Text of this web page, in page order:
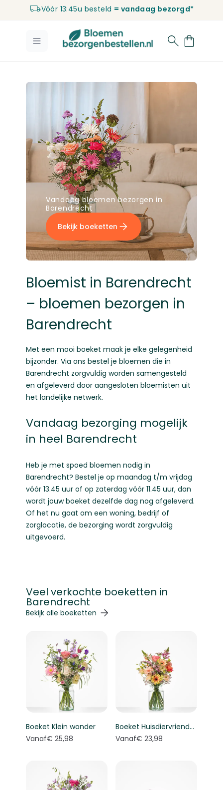
Vóór 13:45u besteld = vandaag bezorgd*
Bloemist in Barendrecht
– bloemen bezorgen in
Barendrecht
Met een mooi boeket maak je elke gelegenheid
bijzonder. Via ons bestel je bloemen die in
Barendrecht zorgvuldig worden samengesteld
en afgeleverd door aangesloten bloemisten uit
het landelijke netwerk.
Vandaag bezorging mogelijk
in heel Barendrecht
Heb je met spoed bloemen nodig in
Barendrecht? Bestel je op maandag t/m vrijdag
vóór 13.45 uur of op zaterdag vóór 11.45 uur, dan
wordt jouw boeket dezelfde dag nog afgeleverd.
Of het nu gaat om een woning, bedrijf of
zorglocatie, de bezorging wordt zorgvuldig
uitgevoerd.
Vandaag bloemen bezorgen in
Barendrecht
Bekijk boeketten
Veel verkochte boeketten in
Barendrecht
Navigeren door de elementen van de carrousel is
Druk om carrousel over te slaan
Bekijk alle boeketten
Boeket Klein wonder
Vanaf€ 25,98
Boeket Huisdiervriendelijk boeket
Vanaf€ 23,98